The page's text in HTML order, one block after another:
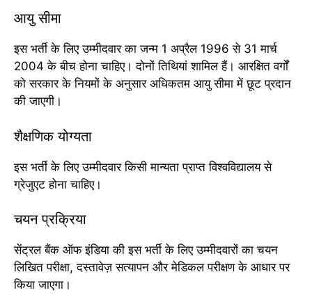
आयु सीमा
इस भर्ती के लिए उम्मीदवार का जन्म 1 अप्रैल 1996 से 31 मार्च
2004 के बीच होना चाहिए। दोनों तिथियां शामिल हैं। आरक्षित वर्गों
को सरकार के नियमों के अनुसार अधिकतम आयु सीमा में छूट प्रदान
की जाएगी।
शैक्षणिक योग्यता
इस भर्ती के लिए उम्मीदवार किसी मान्यता प्राप्त विश्वविद्यालय से
ग्रेजुएट होना चाहिए।
चयन प्रक्रिया
सेंट्रल बैंक ऑफ इंडिया की इस भर्ती के लिए उम्मीदवारों का चयन
लिखित परीक्षा, दस्तावेज़ सत्यापन और मेडिकल परीक्षण के आधार पर
किया जाएगा।